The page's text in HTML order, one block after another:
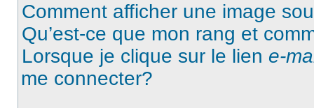
Comment afficher une image
Qu’est-ce que mon rang et
Lorsque je clique sur le lien e-
me connecter?